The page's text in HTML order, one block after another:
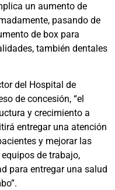
un aumento de
pasando de
de box para
también dentales
del Hospital de
de concesión, “el
y crecimiento a
entregar una atención
y mejorar las
de trabajo,
para entregar una salud